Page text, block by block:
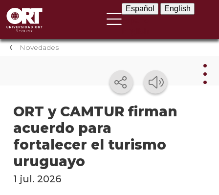
Español English
Novedades
ORT y CAMTUR firman
acuerdo para
fortalecer el turismo
uruguayo
1 jul. 2026